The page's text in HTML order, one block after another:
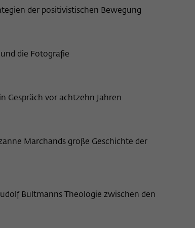
der positivistischen Bewegung
die Fotografie
Gespräch vor achtzehn Jahren
Marchands große Geschichte der
Bultmanns Theologie zwischen den